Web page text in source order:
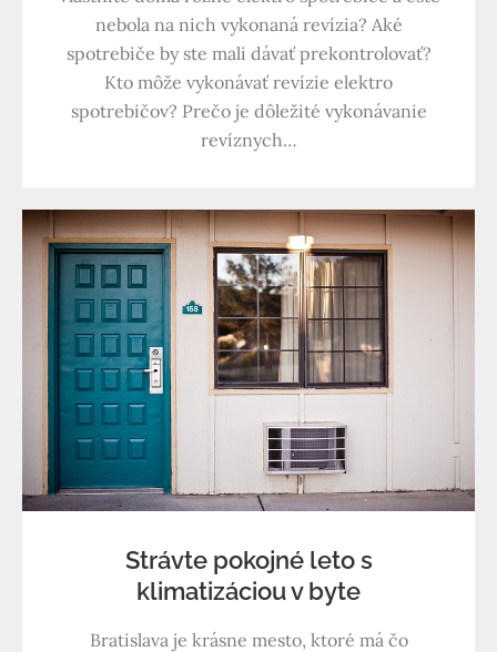
nebola na nich vykonaná revízia? Aké
spotrebiče by ste mali dávať prekontrolovať?
Kto môže vykonávať revízie elektro
spotrebičov? Prečo je dôležité vykonávanie
revíznych…
Strávte pokojné leto s
klimatizáciou v byte
Bratislava je krásne mesto, ktoré má čo